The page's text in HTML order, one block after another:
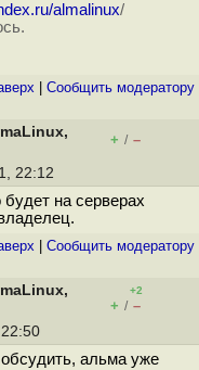
almalinux/
Cообщить модератору
+ / –
22:12
на серверах
Cообщить модератору
+2
+ / –
альма уже